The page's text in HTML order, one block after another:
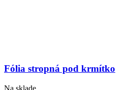
Fólia stropná pod krmítko
Na sklade